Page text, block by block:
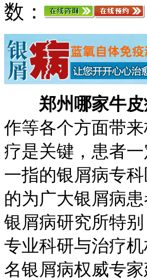
数：
郑州哪家牛
作等各个方面带
疗是关键，患者
一指的银屑病专
的为广大银屑病
银屑病研究所特
专业科研与治疗
名银屑病权威专